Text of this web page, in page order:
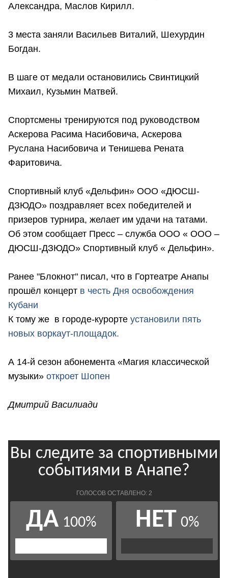
Александра, Маслов Кирилл.
3 места заняли Васильев Виталий, Шехурдин
Богдан.
В шаге от медали остановились Свинтицкий
Михаил, Кузьмин Матвей.
Спортсмены тренируются под руководством
Аскерова Расима Насибовича, Аскерова
Руслана Насибовича и Тенишева Рената
Фаритовича.
Спортивный клуб «Дельфин» ООО «ДЮСШ-
ДЗЮДО» поздравляет всех победителей и
призеров турнира, желает им удачи на татами.
Об этом сообщает Пресс – служба ООО « ООО –
ДЮСШ-ДЗЮДО» Спортивный клуб « Дельфин».
Ранее "Блокнот" писал, что в Гортеатре Анапы
прошёл концерт в честь Дня освобождения
Кубани
К тому же в городе-курорте установили пять
новых воркаут-площадок.
А 14-й сезон абонемента «Магия классической
музыки» откроет Шопен
Дмитрий Василиади